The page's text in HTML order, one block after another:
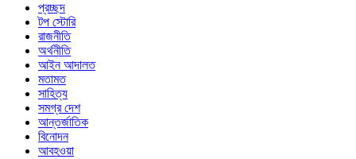
প্রচ্ছদ
টপ স্টোরি
রাজনীতি
অর্থনীতি
আইন আদালত
মতামত
সাহিত্য
সমগ্র দেশ
আন্তর্জাতিক
বিনোদন
আবহওয়া